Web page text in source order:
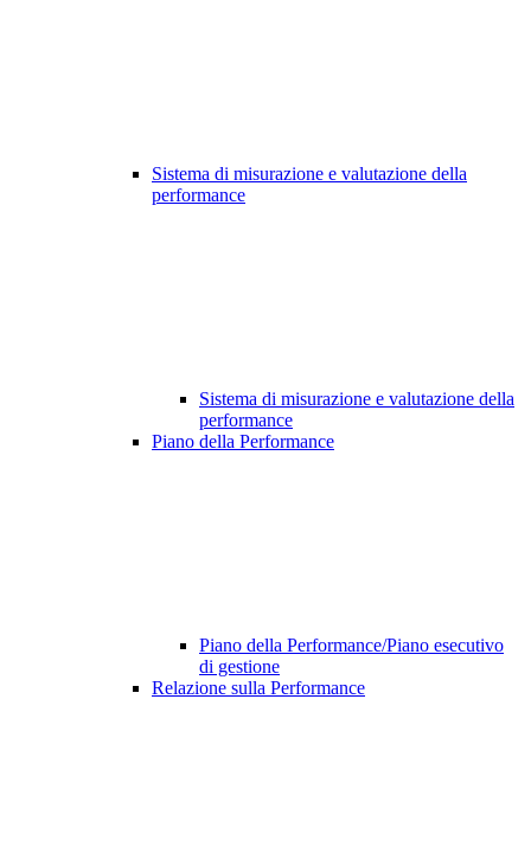
Sistema di misurazione e valutazione della
performance
Sistema di misurazione e valutazione della
performance
Piano della Performance
Piano della Performance/Piano esecutivo
di gestione
Relazione sulla Performance